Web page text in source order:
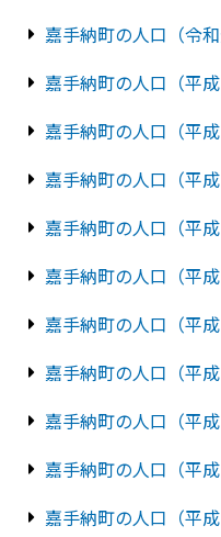
嘉手納町の人口（令和
嘉手納町の人口（平成
嘉手納町の人口（平成
嘉手納町の人口（平成
嘉手納町の人口（平成
嘉手納町の人口（平
嘉手納町の人口（平
嘉手納町の人口（平
嘉手納町の人口（平成
嘉手納町の人口（平成
嘉手納町の人口（平成